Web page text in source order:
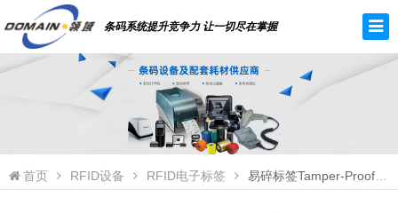
条码系统提升竞争力 让一切尽在掌握
首页 RFID设备 RFID电子标签 易碎标签Tamper-Proof RFID Label (RFID标签)